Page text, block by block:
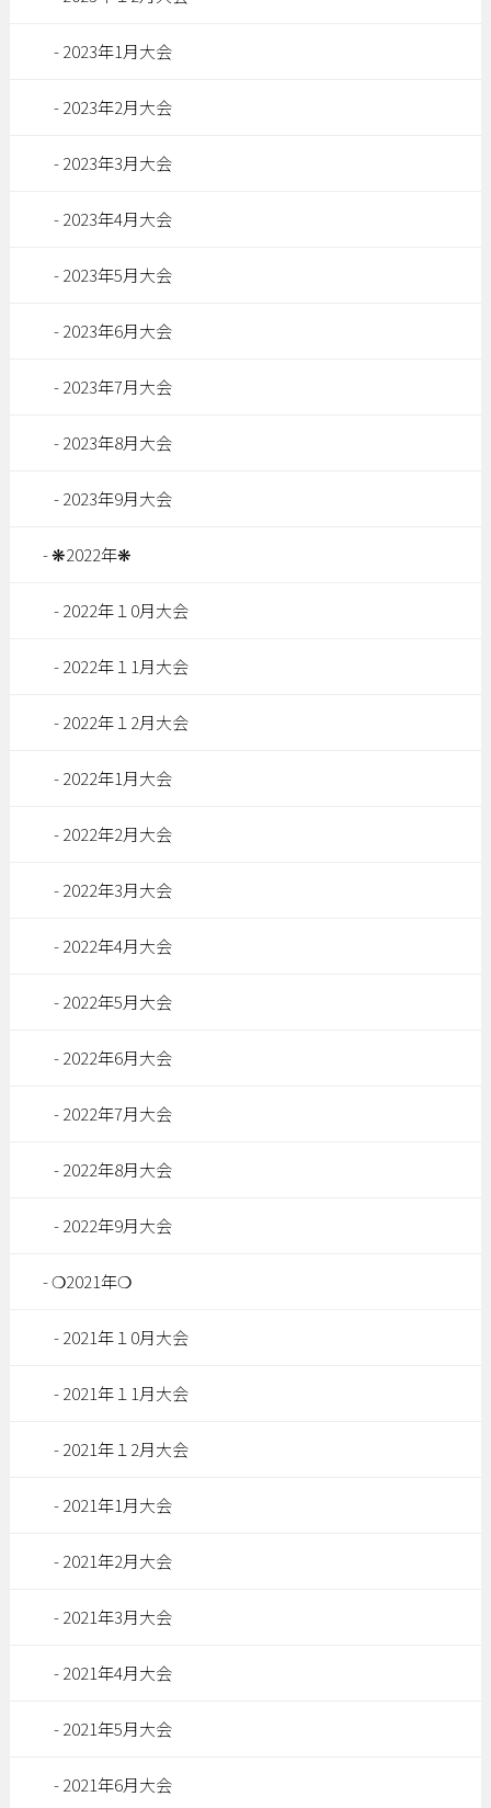
2023年1月大会
2023年2月大会
2023年3月大会
2023年4月大会
2023年5月大会
2023年6月大会
2023年7月大会
2023年8月大会
2023年9月大会
❋2022年❋
2022年１0月大会
2022年１1月大会
2022年１2月大会
2022年1月大会
2022年2月大会
2022年3月大会
2022年4月大会
2022年5月大会
2022年6月大会
2022年7月大会
2022年8月大会
2022年9月大会
❍2021年❍
2021年１0月大会
2021年１1月大会
2021年１2月大会
2021年1月大会
2021年2月大会
2021年3月大会
2021年4月大会
2021年5月大会
2021年6月大会